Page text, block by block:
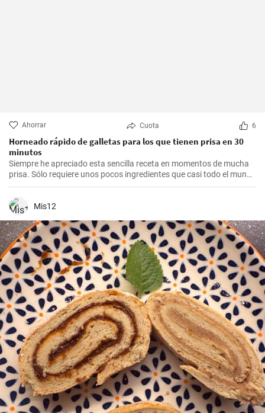
Ahorrar Cuota 6
Horneado rápido de galletas para los que tienen prisa en 30
minutos
Siempre he apreciado esta sencilla receta en momentos de mucha
prisa. Sólo requiere unos pocos ingredientes que casi todo el mundo
tiene en casa, y en apenas 30 minutos puedes estar disfrutando de
unas deliciosas galletas caseras. Con su textura crujiente y su
sabor dulce, siempre eran un éxito para las visitas improvisadas y
Mis12